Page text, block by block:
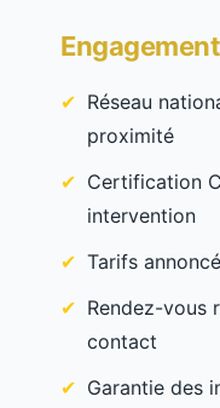
Réseau
proximité
Certification
intervention
Tarifs
Rendez-vous
contact
Garantie des